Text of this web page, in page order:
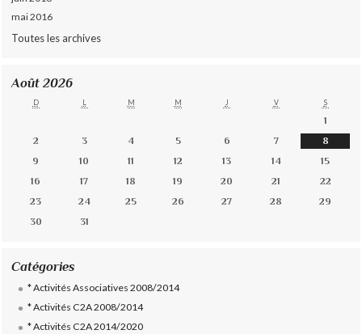
mai 2016
Toutes les archives
Août 2026
D L M M J V S
1
2
3 4 5 6 7
8
9
10 11 12 13 14
15
16
17 18 19 20 21
22
23
24 25 26 27 28
29
30
31
Catégories
* Activités Associatives 2008/2014
* Activités C2A 2008/2014
* Activités C2A 2014/2020